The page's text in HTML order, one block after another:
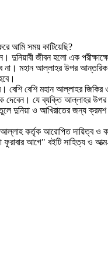
আমি সময় কাটিয়েছি?
জীবন হলো এক
না। মহান আল্লাহর উপর
বেশি মহান আল্লাহর
দেবেন। যে ব্যক্তি আল্লাহর
দুনিয়া ও আখিরাতের জন্য
কর্তৃক আরোপিত দায়িত্ব ও
আগে" বইটি সাহিত্য ও